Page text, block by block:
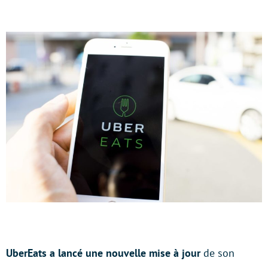
UberEats a lancé une nouvelle mise à jourde son